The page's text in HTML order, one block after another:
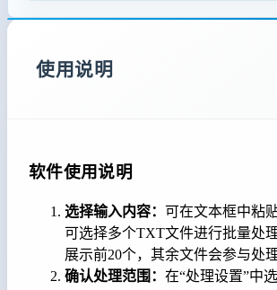
使用说明
软件使用说明
选择输入内容： 可在文本框中粘
可选择多个TXT文件进行批量处
展示前20个，其余文件会参与处理
确认处理范围： 在“处理设置”中